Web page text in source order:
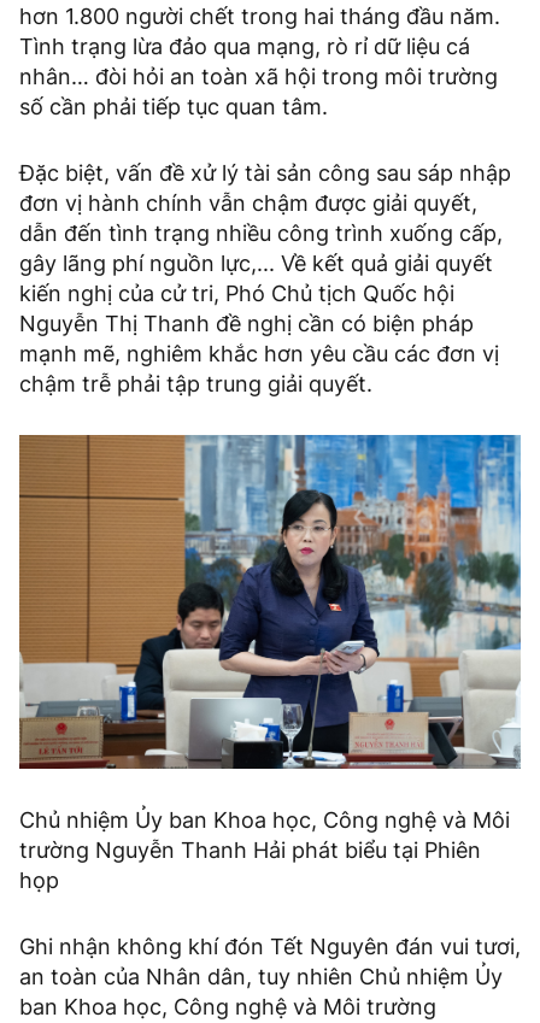
hơn 1.800 người chết trong hai tháng đầu năm.
Tình trạng lừa đảo qua mạng, rò rỉ dữ liệu cá
nhân… đòi hỏi an toàn xã hội trong môi trường
số cần phải tiếp tục quan tâm.
Đặc biệt, vấn đề xử lý tài sản công sau sáp nhập
đơn vị hành chính vẫn chậm được giải quyết,
dẫn đến tình trạng nhiều công trình xuống cấp,
gây lãng phí nguồn lực,... Về kết quả giải quyết
kiến nghị của cử tri, Phó Chủ tịch Quốc hội
Nguyễn Thị Thanh đề nghị cần có biện pháp
mạnh mẽ, nghiêm khắc hơn yêu cầu các đơn vị
chậm trễ phải tập trung giải quyết.
Chủ nhiệm Ủy ban Khoa học, Công nghệ và Môi
trường Nguyễn Thanh Hải phát biểu tại Phiên
họp
Ghi nhận không khí đón Tết Nguyên đán vui tươi,
an toàn của Nhân dân, tuy nhiên Chủ nhiệm Ủy
ban Khoa học, Công nghệ và Môi trường